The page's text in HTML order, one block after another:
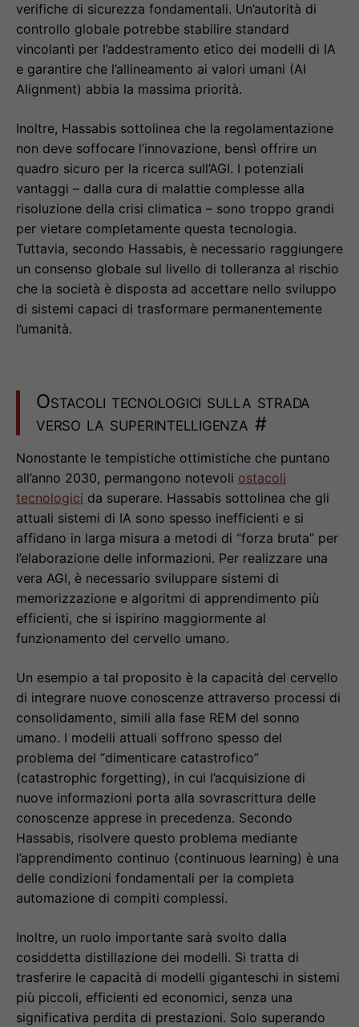
verifiche di sicurezza fondamentali. Un’autorità di
controllo globale potrebbe stabilire standard
vincolanti per l’addestramento etico dei modelli di IA
e garantire che l’allineamento ai valori umani (AI
Alignment) abbia la massima priorità.
Inoltre, Hassabis sottolinea che la regolamentazione
non deve soffocare l’innovazione, bensì offrire un
quadro sicuro per la ricerca sull’AGI. I potenziali
vantaggi – dalla cura di malattie complesse alla
risoluzione della crisi climatica – sono troppo grandi
per vietare completamente questa tecnologia.
Tuttavia, secondo Hassabis, è necessario raggiungere
un consenso globale sul livello di tolleranza al rischio
che la società è disposta ad accettare nello sviluppo
di sistemi capaci di trasformare permanentemente
l’umanità.
Ostacoli tecnologici sulla strada
verso la superintelligenza #
Nonostante le tempistiche ottimistiche che puntano
all’anno 2030, permangono notevoli ostacoli
tecnologici da superare. Hassabis sottolinea che gli
attuali sistemi di IA sono spesso inefficienti e si
affidano in larga misura a metodi di “forza bruta” per
l’elaborazione delle informazioni. Per realizzare una
vera AGI, è necessario sviluppare sistemi di
memorizzazione e algoritmi di apprendimento più
efficienti, che si ispirino maggiormente al
funzionamento del cervello umano.
Un esempio a tal proposito è la capacità del cervello
di integrare nuove conoscenze attraverso processi di
consolidamento, simili alla fase REM del sonno
umano. I modelli attuali soffrono spesso del
problema del “dimenticare catastrofico”
(catastrophic forgetting), in cui l’acquisizione di
nuove informazioni porta alla sovrascrittura delle
conoscenze apprese in precedenza. Secondo
Hassabis, risolvere questo problema mediante
l’apprendimento continuo (continuous learning) è una
delle condizioni fondamentali per la completa
automazione di compiti complessi.
Inoltre, un ruolo importante sarà svolto dalla
cosiddetta distillazione dei modelli. Si tratta di
trasferire le capacità di modelli giganteschi in sistemi
più piccoli, efficienti ed economici, senza una
significativa perdita di prestazioni. Solo superando